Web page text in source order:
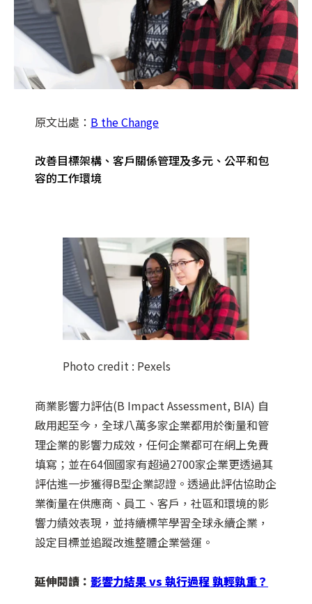
原文出處： B the Change
改善目標架構、客戶關係管理及多元、公平和包
容的工作環境
Photo credit : Pexels
商業影響力評估(B Impact Assessment, BIA) 自
啟用起至今，全球八萬多家企業都用於衡量和管
理企業的影響力成效，任何企業都可在網上免費
填寫；並在64個國家有超過2700家企業更透過其
評估進一步獲得B型企業認證。透過此評估協助企
業衡量在供應商、員工、客戶，社區和環境的影
響力績效表現，並持續標竿學習全球永續企業，
設定目標並追蹤改進整體企業營運。
延伸閱讀： 影響力結果 vs 執行過程 孰輕孰重？